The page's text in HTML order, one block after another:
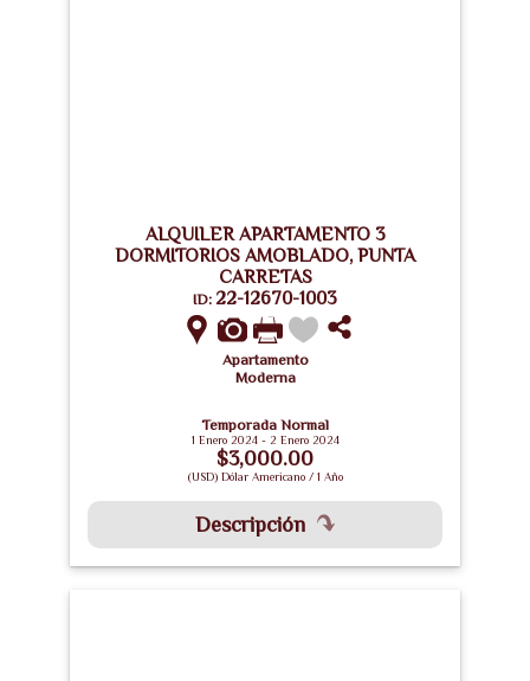
ALQUILER APARTAMENTO 3
DORMITORIOS AMOBLADO, PUNTA
CARRETAS
ID: 22-12670-1003
Apartamento
Moderna
Temporada Normal
1 Enero 2024 - 2 Enero 2024
$3,000.00
(USD) Dólar Americano / 1 Año
Descripción